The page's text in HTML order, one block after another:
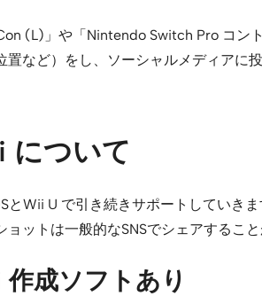
(L)」や「Nintendo Switch Pro コン
置など）をし、ソーシャルメディア
について
とWii U で引き続きサポートしていき
ョットは一般的なSNSでシェアするこ
成ソフトあり